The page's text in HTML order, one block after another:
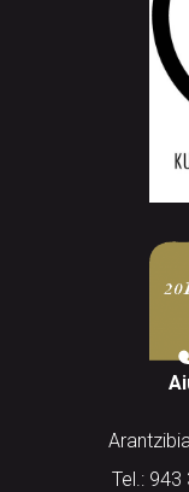
Tel.: 943